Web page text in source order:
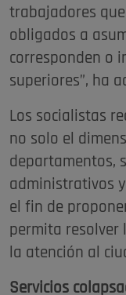
trabajadores
obligados a
corresponden o
superiores”, ha
Los socialistas
no solo el
departamentos,
administrativos
el fin de
permita resolver
la atención al
Servicios